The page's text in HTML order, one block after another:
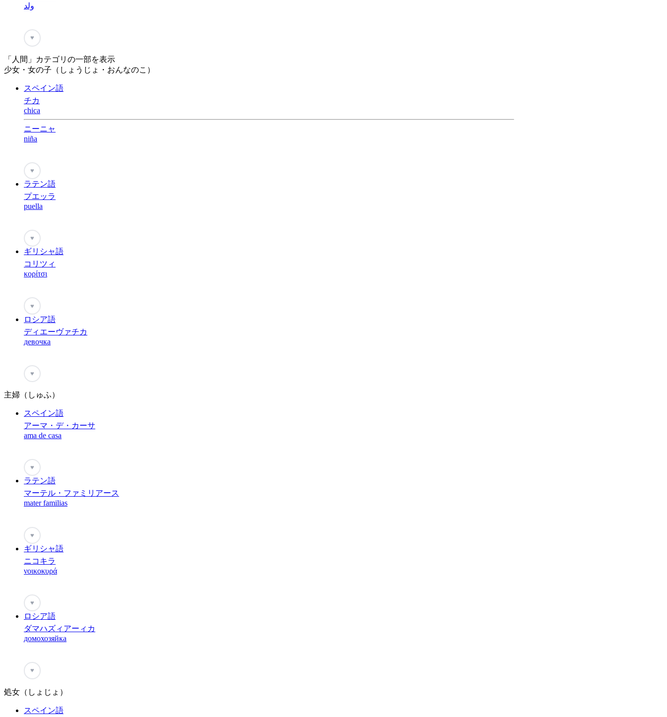
ولد
♥
「人間」カテゴリの一部を表示
少女・女の子（しょうじょ・おんなのこ）
スペイン語
チカ
chica
ニーニャ
niña
♥
ラテン語
プエッラ
puella
♥
ギリシャ語
コリツィ
κορίτσι
♥
ロシア語
ディエーヴァチカ
девочка
♥
主婦（しゅふ）
スペイン語
アーマ・デ・カーサ
ama de casa
♥
ラテン語
マーテル・ファミリアース
mater familias
♥
ギリシャ語
ニコキラ
νοικοκυρά
♥
ロシア語
ダマハズィアーィカ
домохозяйка
♥
処女（しょじょ）
スペイン語